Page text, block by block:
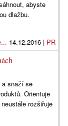
abyste
dlažbu.
14.12.2016 | PR
a snaží se
Orientuje
rozšiřuje